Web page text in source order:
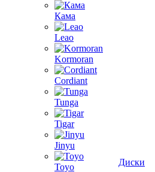
Кама
Leao
Kormoran
Cordiant
Tunga
Tigar
Jinyu
Toyo
Диски